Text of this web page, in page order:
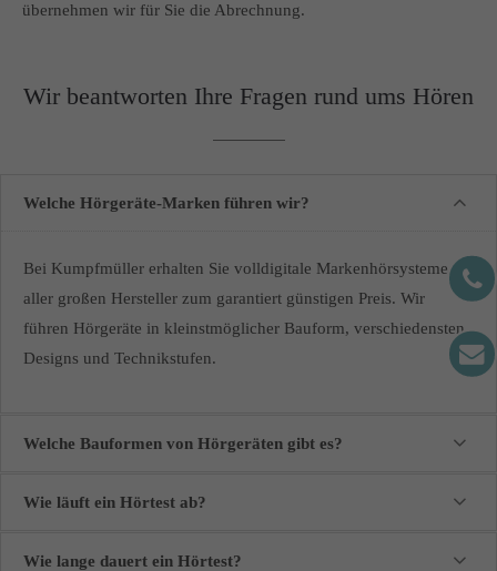
übernehmen wir für Sie die Abrechnung.
Wir beantworten Ihre Fragen rund ums Hören
Welche Hörgeräte-Marken führen wir?
Bei Kumpfmüller erhalten Sie volldigitale Markenhörsysteme
aller großen Hersteller zum garantiert günstigen Preis. Wir
führen Hörgeräte in kleinstmöglicher Bauform, verschiedensten
Designs und Technikstufen.
Welche Bauformen von Hörgeräten gibt es?
Wie läuft ein Hörtest ab?
Wie lange dauert ein Hörtest?